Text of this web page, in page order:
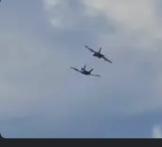
Não foi
Tentar